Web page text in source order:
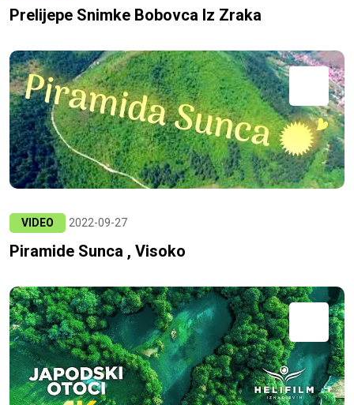
Prelijepe Snimke Bobovca Iz Zraka
VIDEO 2022-09-27
Piramide Sunca , Visoko